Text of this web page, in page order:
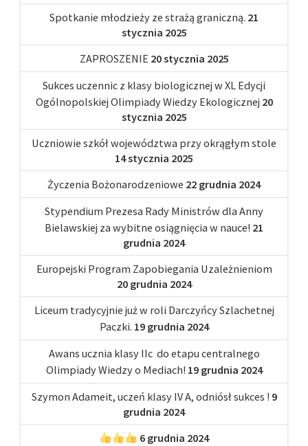
Spotkanie młodzieży ze strażą graniczną. 21
stycznia 2025
ZAPROSZENIE 20 stycznia 2025
Sukces uczennic z klasy biologicznej w XL Edycji
Ogólnopolskiej Olimpiady Wiedzy Ekologicznej 20
stycznia 2025
Uczniowie szkół województwa przy okrągłym stole
14 stycznia 2025
Życzenia Bożonarodzeniowe 22 grudnia 2024
Stypendium Prezesa Rady Ministrów dla Anny
Bielawskiej za wybitne osiągnięcia w nauce! 21
grudnia 2024
Europejski Program Zapobiegania Uzależnieniom
20 grudnia 2024
Liceum tradycyjnie już w roli Darczyńcy Szlachetnej
Paczki. 19 grudnia 2024
Awans ucznia klasy IIc do etapu centralnego
Olimpiady Wiedzy o Mediach! 19 grudnia 2024
Szymon Adameit, uczeń klasy IV A, odniósł sukces ! 9
grudnia 2024
6 grudnia 2024